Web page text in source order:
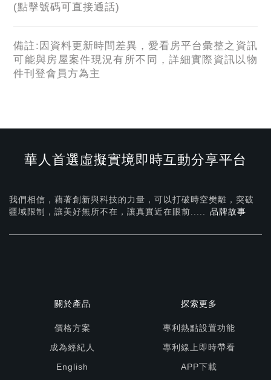
(點擊號碼可直接通話)
備註:因資料更新時間差異，愛看房平台彙整之資訊
可能與房屋案件現況有所不同，詳細實際資訊以物
件刊登會員方為主
華人首選虛擬實境即時互動分享平台
我們相信，藉著創新與科技的力量，可以打破時空樊離，突破
疆域限制，讓美好無所不在， 讓真實近在眼前..... 品牌故事
關於產品
價格方案
成為經紀人
English
探索更多
專利熱點設置功能
專利線上即時帶看
APP下載